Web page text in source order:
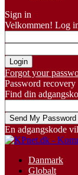
Sign in
Velkommen! Log
Forgot your
Password recovery
Find din
En adgangskode
Danmark
Globalt